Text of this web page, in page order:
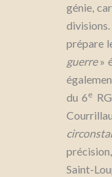
génie,
prépare
guerre»
du 6e
Saint-